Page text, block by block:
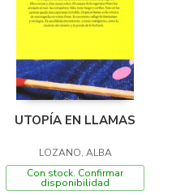
UTOPÍA EN LLAMAS
LOZANO, ALBA
Con stock. Confirmar
disponibilidad